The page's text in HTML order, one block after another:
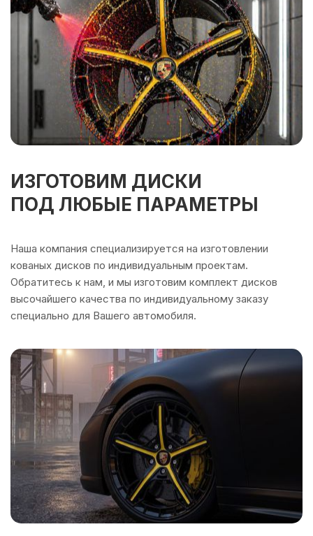
ИЗГОТОВИМ ДИСКИ
ПОД ЛЮБЫЕ ПАРАМЕТРЫ
Наша компания специализируется на изготовлении
кованых дисков по индивидуальным проектам.
Обратитесь к нам, и мы изготовим комплект дисков
высочайшего качества по индивидуальному заказу
специально для Вашего автомобиля.